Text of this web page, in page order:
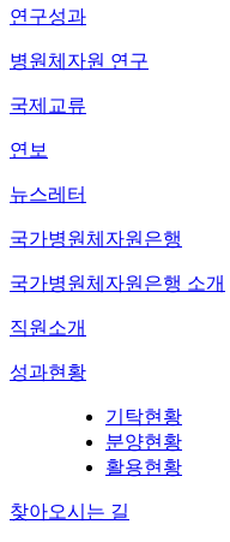
연구성과
병원체자원 연구
국제교류
연보
뉴스레터
국가병원체자원은행
국가병원체자원은행 소개
직원소개
성과현황
기탁현황
분양현황
활용현황
찾아오시는 길